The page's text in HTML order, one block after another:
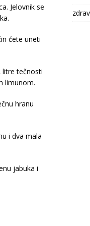
Jelovnik se
ćete uneti
tečnosti
limunom.
hranu
i dva mala
jabuka i